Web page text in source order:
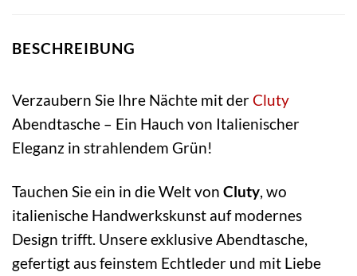
BESCHREIBUNG
Verzaubern Sie Ihre Nächte mit derCluty
Abendtasche – Ein Hauch von Italienischer
Eleganz in strahlendem Grün!
Tauchen Sie ein in die Welt von Cluty, wo
italienische Handwerkskunst auf modernes
Design trifft. Unsere exklusive Abendtasche,
gefertigt aus feinstem Echtleder und mit Liebe